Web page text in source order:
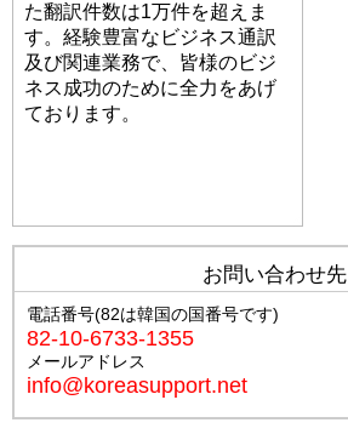
た翻訳件数は1万件を超えま
す。経験豊富なビジネス通訳
及び関連業務で、皆様のビジ
ネス成功のために全力をあげ
ております。
お問い合わせ先
電話番号(82は韓国の国番号です)
82-10-6733-1355
メールアドレス
info@koreasupport.net